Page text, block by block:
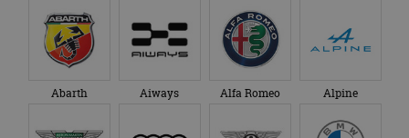
Abarth Aiways Alfa Romeo Alpine